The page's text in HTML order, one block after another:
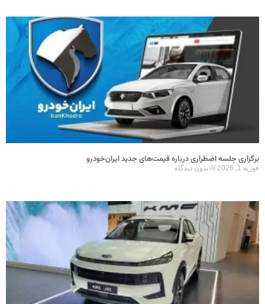
برگزاری جلسه اضطراری درباره قیمت‌های جدید ایران‌خودرو
فوریه 1, 2026 بدون دیدگاه